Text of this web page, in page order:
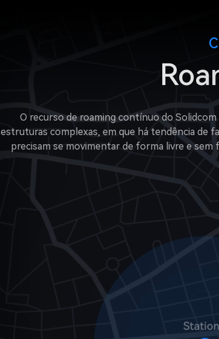
O recurso de roaming contínuo do
estruturas complexas, em que há tendência de
precisam se movimentar de forma livre e